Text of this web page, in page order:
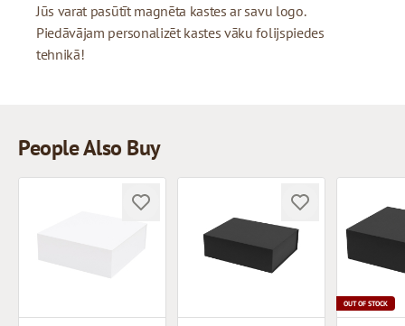
Jūs varat pasūtīt magnēta kastes ar savu logo.
Piedāvājam personalizēt kastes vāku folijspiedes
tehnikā!
People Also Buy
OUT OF STOCK